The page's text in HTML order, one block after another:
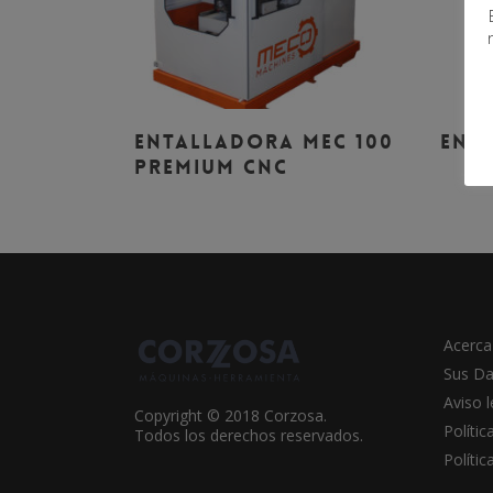
Leer Más
ENTALLADORA MEC 100
PREMIUM CNC
Copyright © 2018 Corzosa.
Todos los derechos reservados.
Sus
Aviso